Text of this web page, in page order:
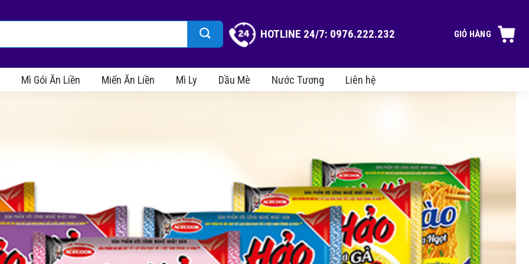
HOTLINE 24/7: 0976.222.232 GIỎ HÀNG
Mì Gói Ăn Liền Miến Ăn Liền Mì Ly Dầu Mè Nước Tương Liên hệ